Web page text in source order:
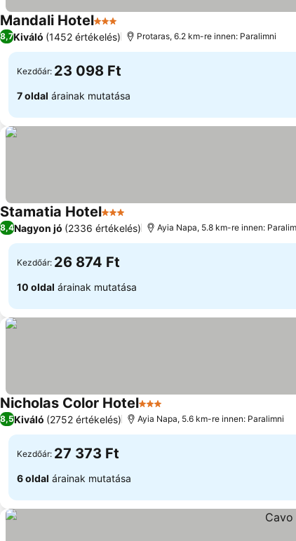
Mandali Hotel3 Kategória
8,7Kiváló (1452 értékelés) Protaras, 6.2 km-re innen: Paralimni
Kezdőár: 23 098 Ft
7 oldal árainak mutatása
Stamatia Hotel3 Kategória
8,4Nagyon jó (2336 értékelés) Ayia Napa, 5.8 km-re innen:
Kezdőár: 26 874 Ft
10 oldal árainak mutatása
Nicholas Color Hotel3 Kategória
8,5Kiváló (2752 értékelés) Ayia Napa, 5.6 km-re innen: Paralimni
Kezdőár: 27 373 Ft
6 oldal árainak mutatása